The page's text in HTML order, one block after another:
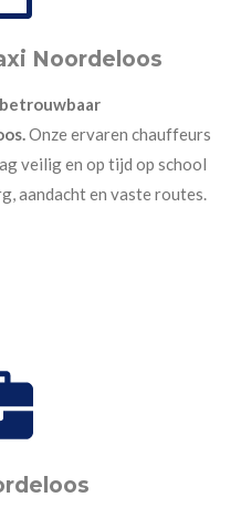
Noordeloos
Onze ervaren chauffeurs
veilig en op tijd op school
aandacht en vaste routes.